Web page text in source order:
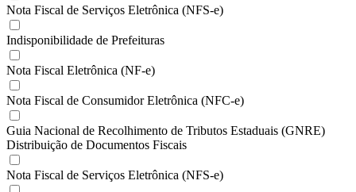
Nota Fiscal de Serviços Eletrônica (NFS-e)
Indisponibilidade de Prefeituras
Nota Fiscal Eletrônica (NF-e)
Nota Fiscal de Consumidor Eletrônica (NFC-e)
Guia Nacional de Recolhimento de Tributos Estaduais (GNRE)
Distribuição de Documentos Fiscais
Nota Fiscal de Serviços Eletrônica (NFS-e)